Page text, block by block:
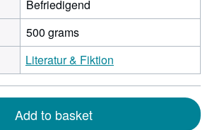
Befriedigend
500 grams
Literatur & Fiktion
Add to basket